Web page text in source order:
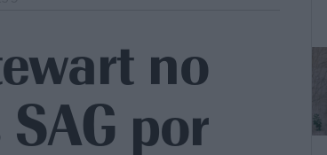
no
por